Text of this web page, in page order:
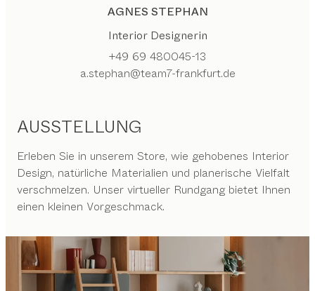
AGNES STEPHAN
Interior Designerin
+49 69 480045-13
a.stephan@team7-frankfurt.de
AUSSTELLUNG
Erleben Sie in unserem Store, wie gehobenes Interior
Design, natürliche Materialien und planerische Vielfalt
verschmelzen. Unser virtueller Rundgang bietet Ihnen
einen kleinen Vorgeschmack.